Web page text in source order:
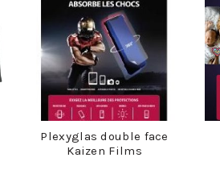
Plexyglas double face
Kaizen Films